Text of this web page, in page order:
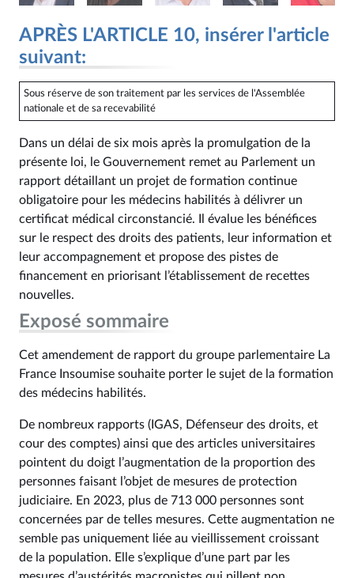
APRÈS L'ARTICLE 10, insérer l'article
suivant:
Sous réserve de son traitement par les services de l'Assemblée
nationale et de sa recevabilité
Dans un délai de six mois après la promulgation de la
présente loi, le Gouvernement remet au Parlement un
rapport détaillant un projet de formation continue
obligatoire pour les médecins habilités à délivrer un
certificat médical circonstancié. Il évalue les bénéfices
sur le respect des droits des patients, leur information et
leur accompagnement et propose des pistes de
financement en priorisant l’établissement de recettes
nouvelles.
Exposé sommaire
Cet amendement de rapport du groupe parlementaire La
France Insoumise souhaite porter le sujet de la formation
des médecins habilités.
De nombreux rapports (IGAS, Défenseur des droits, et
cour des comptes) ainsi que des articles universitaires
pointent du doigt l’augmentation de la proportion des
personnes faisant l’objet de mesures de protection
judiciaire. En 2023, plus de 713 000 personnes sont
concernées par de telles mesures. Cette augmentation ne
semble pas uniquement liée au vieillissement croissant
de la population. Elle s’explique d’une part par les